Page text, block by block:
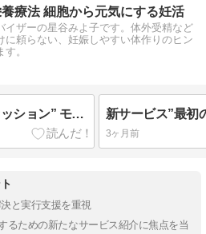
療法 細胞から元気にする妊活
イザーの星谷みよ子です。体外受精など
に頼らない、妊娠しやすい体作りのヒン
。
新サービス”最初の一歩セッション” モニター募集のお知らせ
3ヶ月前
と実行支援を重視
るための新たなサービス紹介に焦点を当